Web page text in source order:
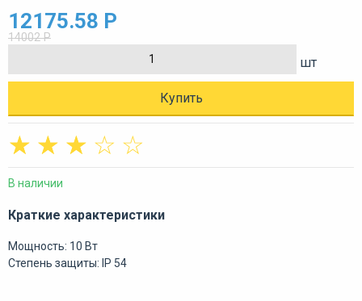
12175.58 Р
14002 Р
шт
Купить
☆
☆
☆
☆
☆
В наличии
Краткие характеристики
Мощность: 10 Вт
Степень защиты: IP 54